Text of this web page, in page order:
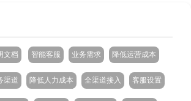
文档 智能客服 业务需求 降低运营成本
渠道 降低人力成本 全渠道接入 客服设置